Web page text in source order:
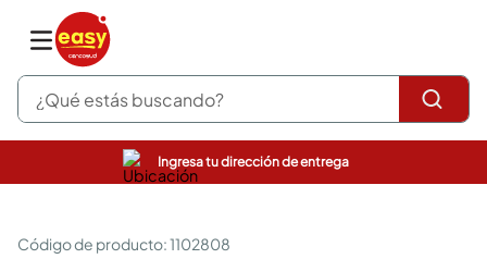
¿Qué estás buscando?
Ingresa tu dirección de entrega
:1102808
pinturas